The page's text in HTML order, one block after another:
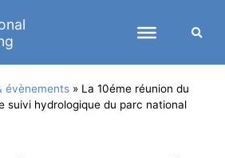
évènements » La 10éme réunion du
suivi hydrologique du parc national